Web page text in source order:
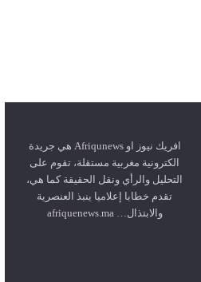
افريك نيوز او Afriqunews هي جريدة
الكترونية مغربية مستقلة، تقوم على
التحليل والرأي ونقل الحقيقة كما هي،
تقدم خطابا إعلاميا ينبذ العنصرية
والابتذال… afriquenews.ma